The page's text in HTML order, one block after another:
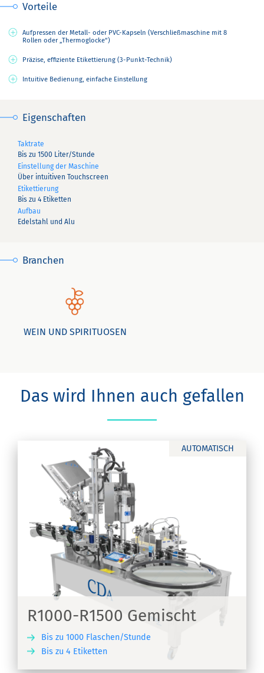
Vorteile
Aufpressen der Metall- oder PVC-Kapseln (Verschließmaschine mit 8
Rollen oder „Thermoglocke“)
Präzise, effiziente Etikettierung (3-Punkt-Technik)
Intuitive Bedienung, einfache Einstellung
Eigenschaften
Taktrate
Bis zu 1500 Liter/Stunde
Einstellung der Maschine
Über intuitiven Touchscreen
Etikettierung
Bis zu 4 Etiketten
Aufbau
Edelstahl und Alu
Branchen
WEIN UND SPIRITUOSEN
Das wird Ihnen auch gefallen
AUTOMATISCH
R1000-R1500 Gemischt
Bis zu 1000 Flaschen/Stunde
Bis zu 4 Etiketten